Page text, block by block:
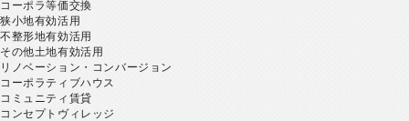
コーポラ等価交換
狭小地有効活用
不整形地有効活用
その他土地有効活用
リノベーション・コンバージョン
コーポラティブハウス
コミュニティ賃貸
コンセプトヴィレッジ